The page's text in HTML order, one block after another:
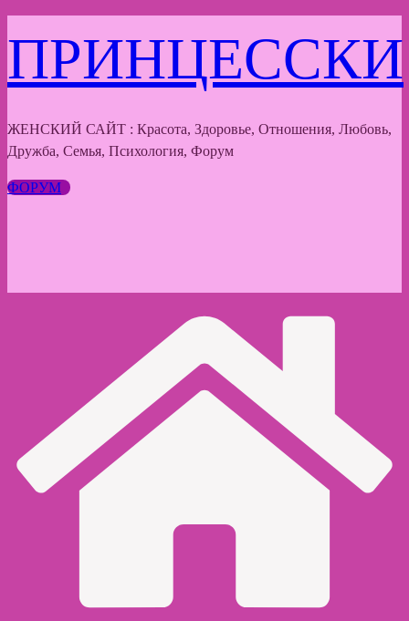
к
содержимому
ПРИНЦЕССКИ
ЖЕНСКИЙ САЙТ : Красота, Здоровье, Отношения, Любовь,
Дружба, Семья, Психология, Форум
ФОРУМ